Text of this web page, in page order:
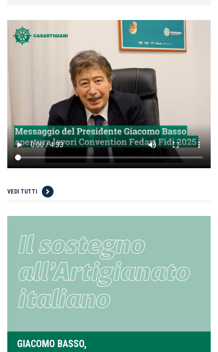
VEDI TUTTI
GIACOMO BASSO,